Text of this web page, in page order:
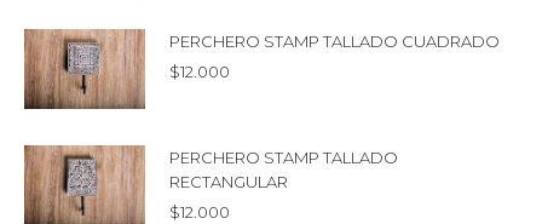
PERCHERO STAMP TALLADO CUADRADO
$12.000
PERCHERO STAMP TALLADO
RECTANGULAR
$12.000